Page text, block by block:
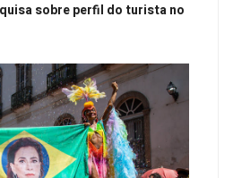
sobre perfil do turista no